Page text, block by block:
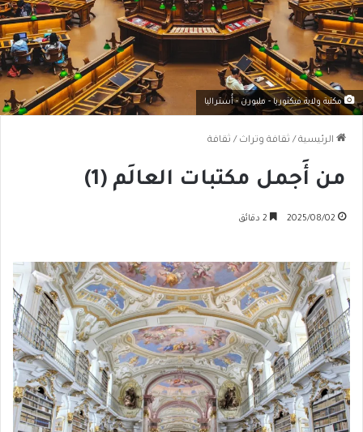
مكتبة ولاية فيكتوريا - ملبورن - أُستراليا
الرئيسية / ثقافة وتراث / ثقافة
من أَجمل مكتبات العالَم (1)
2025/08/02